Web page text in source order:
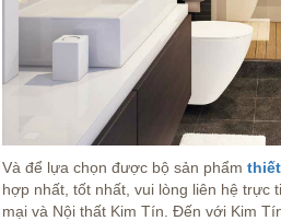
Và để lựa chọn được bộ sản phẩm
hợp nhất, tốt nhất, vui lòng liên hệ trực
mại và Nội thất Kim Tín. Đến với Kim